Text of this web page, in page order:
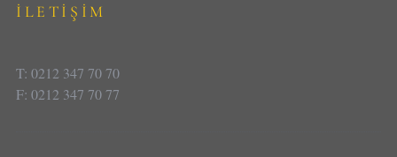
İLETİŞİM
T: 0212 347 70 70
F: 0212 347 70 77